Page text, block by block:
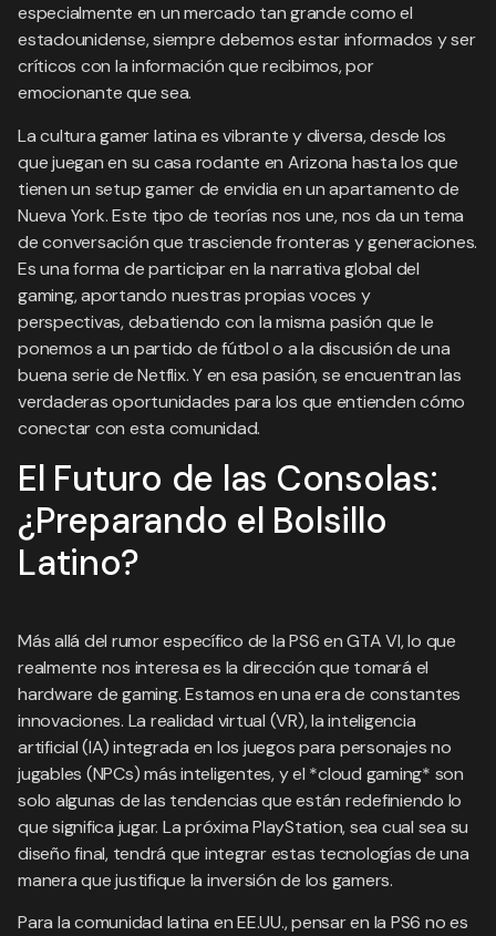
especialmente en un mercado tan grande como el
estadounidense, siempre debemos estar informados y ser
críticos con la información que recibimos, por
emocionante que sea.
La cultura gamer latina es vibrante y diversa, desde los
que juegan en su casa rodante en Arizona hasta los que
tienen un setup gamer de envidia en un apartamento de
Nueva York. Este tipo de teorías nos une, nos da un tema
de conversación que trasciende fronteras y generaciones.
Es una forma de participar en la narrativa global del
gaming, aportando nuestras propias voces y
perspectivas, debatiendo con la misma pasión que le
ponemos a un partido de fútbol o a la discusión de una
buena serie de Netflix. Y en esa pasión, se encuentran las
verdaderas oportunidades para los que entienden cómo
conectar con esta comunidad.
El Futuro de las Consolas:
¿Preparando el Bolsillo
Latino?
Más allá del rumor específico de la PS6 en GTA VI, lo que
realmente nos interesa es la dirección que tomará el
hardware de gaming. Estamos en una era de constantes
innovaciones. La realidad virtual (VR), la inteligencia
artificial (IA) integrada en los juegos para personajes no
jugables (NPCs) más inteligentes, y el *cloud gaming* son
solo algunas de las tendencias que están redefiniendo lo
que significa jugar. La próxima PlayStation, sea cual sea su
diseño final, tendrá que integrar estas tecnologías de una
manera que justifique la inversión de los gamers.
Para la comunidad latina en EE.UU., pensar en la PS6 no es